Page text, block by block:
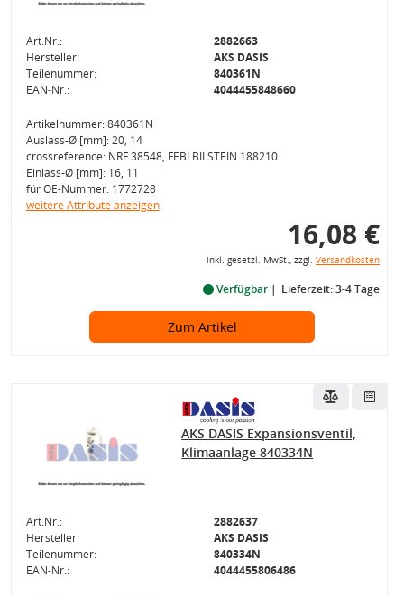
Art.Nr.:
2882663
Hersteller:
AKS DASIS
Teilenummer:
840361N
EAN-Nr.:
4044455848660
Artikelnummer: 840361N
Auslass-Ø [mm]: 20, 14
crossreference: NRF 38548, FEBI BILSTEIN 188210
Einlass-Ø [mm]: 16, 11
für OE-Nummer: 1772728
weitere Attribute anzeigen
16,08 €
inkl. gesetzl. MwSt., zzgl. Versandkosten
Verfügbar Lieferzeit: 3-4 Tage
Zum Artikel
AKS DASIS Expansionsventil,
Klimaanlage 840334N
Art.Nr.:
2882637
Hersteller:
AKS DASIS
Teilenummer:
840334N
EAN-Nr.:
4044455806486